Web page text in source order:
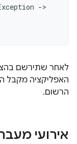
->
לאחר שתירשם
האפליקציה מקבל
הרשום.
אירועי